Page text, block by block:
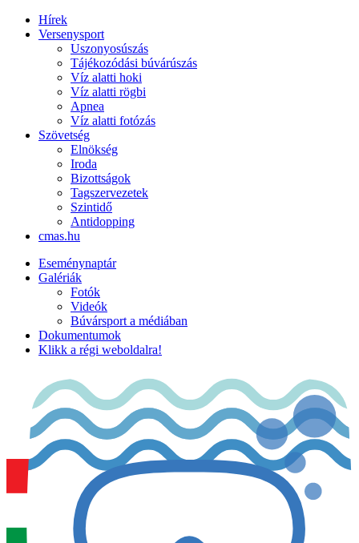
Hírek
Versenysport
Uszonyosúszás
Tájékozódási búvárúszás
Víz alatti hoki
Víz alatti rögbi
Apnea
Víz alatti fotózás
Szövetség
Elnökség
Iroda
Bizottságok
Tagszervezetek
Szintidő
Antidopping
cmas.hu
Eseménynaptár
Galériák
Fotók
Videók
Búvársport a médiában
Dokumentumok
Klikk a régi weboldalra!